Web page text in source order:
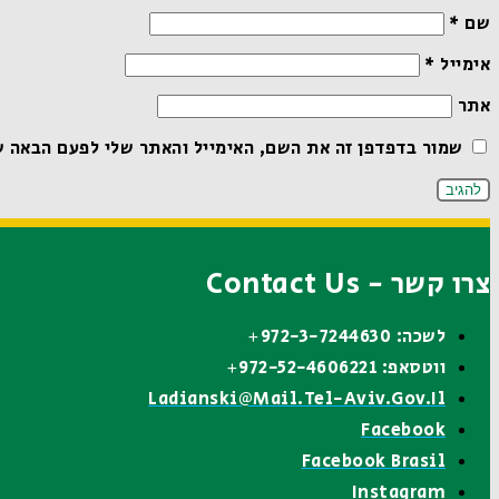
שם *
אימייל *
אתר
שמור בדפדפן זה את השם, האימייל והאתר שלי לפעם הבאה
צרו קשר - Contact Us
לשכה: 972-3-7244630+
ווטסאפ: 972-52-4606221+
Ladianski@mail.tel-Aviv.gov.il
Facebook
Facebook Brasil
Instagram